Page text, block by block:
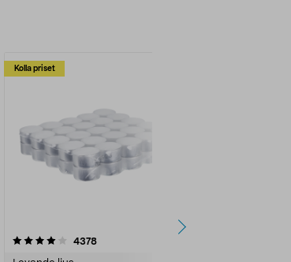
Kolla priset
4378recensioner
4.5av 5 stjärnor